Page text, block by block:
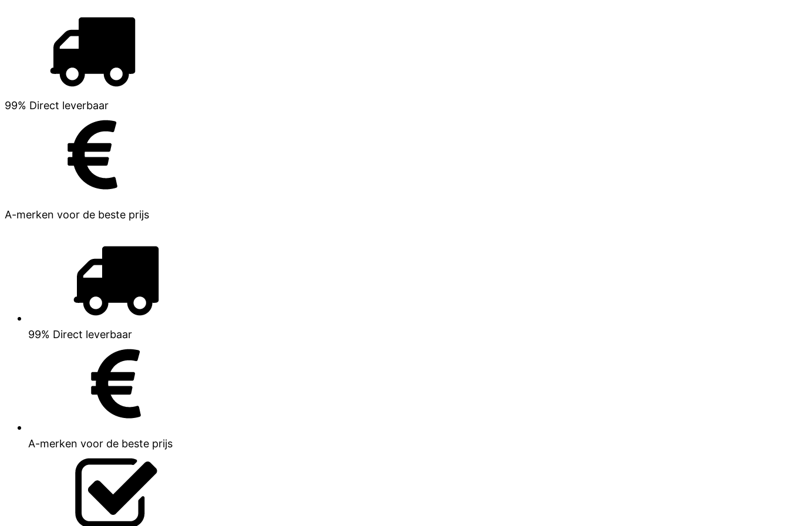
99% Direct leverbaar
A-merken voor de beste prijs
99% Direct leverbaar
A-merken voor de beste prijs